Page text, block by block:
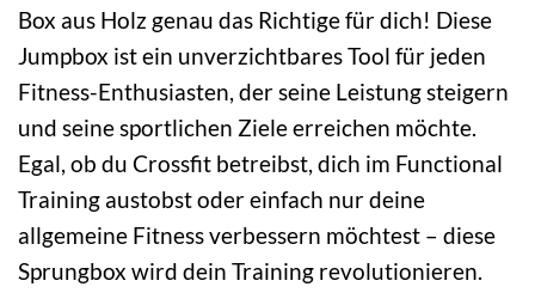
Box aus Holz genau das Richtige für dich! Diese
Jumpbox ist ein unverzichtbares Tool für jeden
Fitness-Enthusiasten, der seine Leistung steigern
und seine sportlichen Ziele erreichen möchte.
Egal, ob du Crossfit betreibst, dich im Functional
Training austobst oder einfach nur deine
allgemeine Fitness verbessern möchtest – diese
Sprungbox wird dein Training revolutionieren.